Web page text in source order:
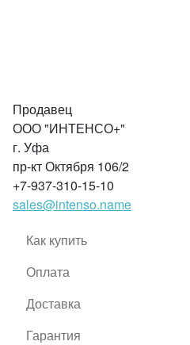
Продавец
ООО "ИНТЕНСО+"
г. Уфа
пр-кт Октября 106/2
+7-937-310-15-10
sales@intenso.name
Как купить
Оплата
Доставка
Гарантия